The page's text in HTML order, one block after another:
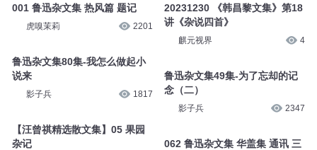
001 鲁迅杂文集 热风篇 题记
虎嗅茉莉 2201
鲁迅杂文集80集-我怎么做起小
说来
影子兵 1817
【汪曾祺精选散文集】05 果园
杂记
20231230 《韩昌黎文集》第18
讲《杂说四首》
麒元视界 4
鲁迅杂文集49集-为了忘却的记
念（二）
影子兵 2347
062 鲁迅杂文集 华盖集 通讯 三